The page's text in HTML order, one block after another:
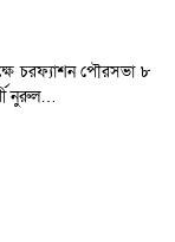
চরফ্যাশন পৌরসভা ৮
নুরুল…